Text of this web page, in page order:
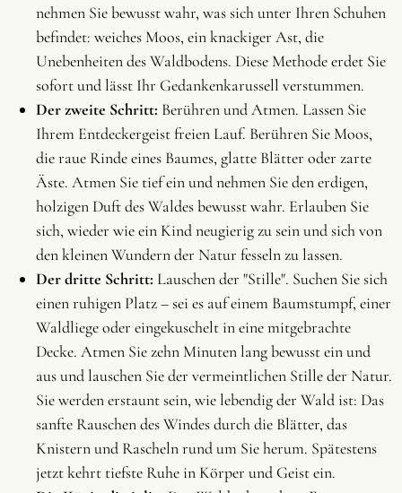
nehmen Sie bewusst wahr, was sich unter Ihren Schuhen
befindet: weiches Moos, ein knackiger Ast, die
Unebenheiten des Waldbodens. Diese Methode erdet Sie
sofort und lässt Ihr Gedankenkarussell verstummen.
Der zweite Schritt: Berühren und Atmen. Lassen Sie
Ihrem Entdeckergeist freien Lauf. Berühren Sie Moos,
die raue Rinde eines Baumes, glatte Blätter oder zarte
Äste. Atmen Sie tief ein und nehmen Sie den erdigen,
holzigen Duft des Waldes bewusst wahr. Erlauben Sie
sich, wieder wie ein Kind neugierig zu sein und sich von
den kleinen Wundern der Natur fesseln zu lassen.
Der dritte Schritt: Lauschen der "Stille". Suchen Sie sich
einen ruhigen Platz – sei es auf einem Baumstumpf, einer
Waldliege oder eingekuschelt in eine mitgebrachte
Decke. Atmen Sie zehn Minuten lang bewusst ein und
aus und lauschen Sie der vermeintlichen Stille der Natur.
Sie werden erstaunt sein, wie lebendig der Wald ist: Das
sanfte Rauschen des Windes durch die Blätter, das
Knistern und Rascheln rund um Sie herum. Spätestens
jetzt kehrt tiefste Ruhe in Körper und Geist ein.